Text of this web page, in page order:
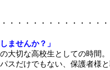
・・・・・・・・・・・・
ませんか？」
大切な高校生としての時間。
スだけでもない、保護者様